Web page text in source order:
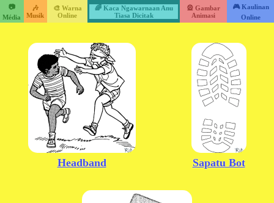
📷
Média
🎶
Musik
🎨 Warna
Online
🌈 Kaca Ngawarnaan Anu
Tiasa Dicitak
🎡 Gambar
Animasi
🎮 Kaulinan
Online
Headband Sapatu Bot